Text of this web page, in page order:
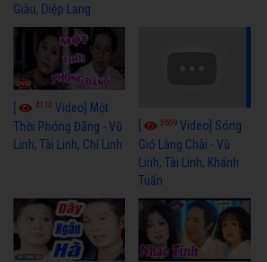
Giàu, Diệp Lang
4110 Video] Một
Thời Phóng Đãng - Vũ
Linh, Tài Linh, Chí Linh
3659Video] Sóng
Gió Làng Chài - Vũ
Linh, Tài Linh, Khánh
Tuấn